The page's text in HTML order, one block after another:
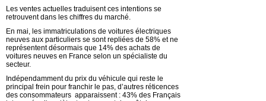
Les ventes actuelles traduisent ces intentions se
retrouvent dans les chiffres du marché.
En mai, les immatriculations de voitures électriques
neuves aux particuliers se sont repliées de 58% et ne
représentent désormais que 14% des achats de
voitures neuves en France selon un spécialiste du
secteur.
Indépendamment du prix du véhicule qui reste le
principal frein pour franchir le pas, d’autres réticences
des consommateurs apparaissent : 43% des Français